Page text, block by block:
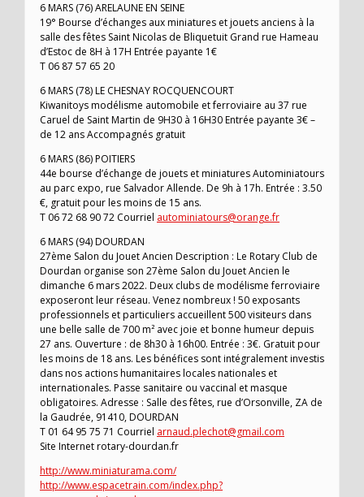
6 MARS (76) ARELAUNE EN SEINE
19° Bourse d’échanges aux miniatures et jouets anciens à la
salle des fêtes Saint Nicolas de Bliquetuit Grand rue Hameau
d’Estoc de 8H à 17H Entrée payante 1€
T 06 87 57 65 20
6 MARS (78) LE CHESNAY ROCQUENCOURT
Kiwanitoys modélisme automobile et ferroviaire au 37 rue
Caruel de Saint Martin de 9H30 à 16H30 Entrée payante 3€ –
de 12 ans Accompagnés gratuit
6 MARS (86) POITIERS
44e bourse d’échange de jouets et miniatures Autominiatours
au parc expo, rue Salvador Allende. De 9h à 17h. Entrée : 3.50
€, gratuit pour les moins de 15 ans.
T 06 72 68 90 72 Courriel autominiatours@orange.fr
6 MARS (94) DOURDAN
27ème Salon du Jouet Ancien Description : Le Rotary Club de
Dourdan organise son 27ème Salon du Jouet Ancien le
dimanche 6 mars 2022. Deux clubs de modélisme ferroviaire
exposeront leur réseau. Venez nombreux ! 50 exposants
professionnels et particuliers accueillent 500 visiteurs dans
une belle salle de 700 m² avec joie et bonne humeur depuis
27 ans. Ouverture : de 8h30 à 16h00. Entrée : 3€. Gratuit pour
les moins de 18 ans. Les bénéfices sont intégralement investis
dans nos actions humanitaires locales nationales et
internationales. Passe sanitaire ou vaccinal et masque
obligatoires. Adresse : Salle des fêtes, rue d’Orsonville, ZA de
la Gaudrée, 91410, DOURDAN
T 01 64 95 75 71 Courriel arnaud.plechot@gmail.com
Site Internet rotary-dourdan.fr
http://www.miniaturama.com/
http://www.espacetrain.com/index.php?